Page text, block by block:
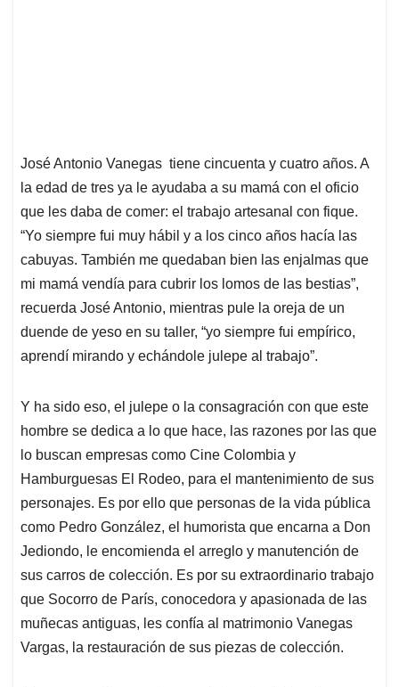
José Antonio Vanegas tiene cincuenta y cuatro años. A
la edad de tres ya le ayudaba a su mamá con el oficio
que les daba de comer: el trabajo artesanal con fique.
“Yo siempre fui muy hábil y a los cinco años hacía las
cabuyas. También me quedaban bien las enjalmas que
mi mamá vendía para cubrir los lomos de las bestias”,
recuerda José Antonio, mientras pule la oreja de un
duende de yeso en su taller, “yo siempre fui empírico,
aprendí mirando y echándole julepe al trabajo”.
Y ha sido eso, el julepe o la consagración con que este
hombre se dedica a lo que hace, las razones por las que
lo buscan empresas como Cine Colombia y
Hamburguesas El Rodeo, para el mantenimiento de sus
personajes. Es por ello que personas de la vida pública
como Pedro González, el humorista que encarna a Don
Jediondo, le encomienda el arreglo y manutención de
sus carros de colección. Es por su extraordinario trabajo
que Socorro de París, conocedora y apasionada de las
muñecas antiguas, les confía al matrimonio Vanegas
Vargas, la restauración de sus piezas de colección.